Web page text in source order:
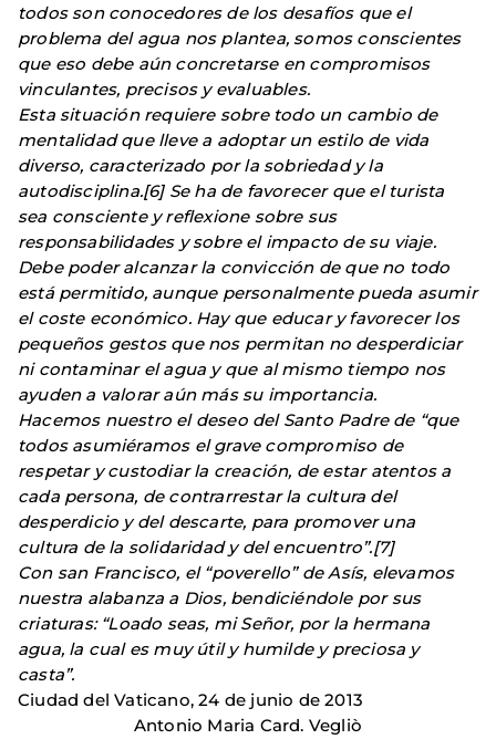
todos son conocedores de los desafíos que el
problema del agua nos plantea, somos conscientes
que eso debe aún concretarse en compromisos
vinculantes, precisos y evaluables.
Esta situación requiere sobre todo un cambio de
mentalidad que lleve a adoptar un estilo de vida
diverso, caracterizado por la sobriedad y la
autodisciplina.[6] Se ha de favorecer que el turista
sea consciente y reflexione sobre sus
responsabilidades y sobre el impacto de su viaje.
Debe poder alcanzar la convicción de que no todo
está permitido, aunque personalmente pueda asumir
el coste económico. Hay que educar y favorecer los
pequeños gestos que nos permitan no desperdiciar
ni contaminar el agua y que al mismo tiempo nos
ayuden a valorar aún más su importancia.
Hacemos nuestro el deseo del Santo Padre de “que
todos asumiéramos el grave compromiso de
respetar y custodiar la creación, de estar atentos a
cada persona, de contrarrestar la cultura del
desperdicio y del descarte, para promover una
cultura de la solidaridad y del encuentro”.[7]
Con san Francisco, el “poverello” de Asís, elevamos
nuestra alabanza a Dios, bendiciéndole por sus
criaturas: “Loado seas, mi Señor, por la hermana
agua, la cual es muy útil y humilde y preciosa y
casta”.
Ciudad del Vaticano, 24 de junio de 2013
Antonio Maria Card. Vegliò